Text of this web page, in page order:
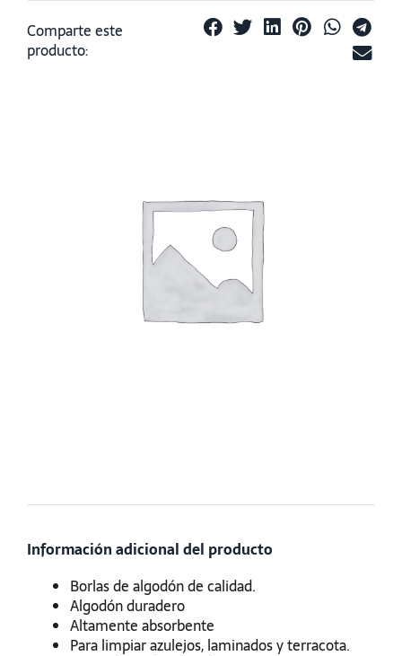
Comparte este
producto:
Información adicional del producto
Borlas de algodón de calidad.
Algodón duradero
Altamente absorbente
Para limpiar azulejos, laminados y terracota.